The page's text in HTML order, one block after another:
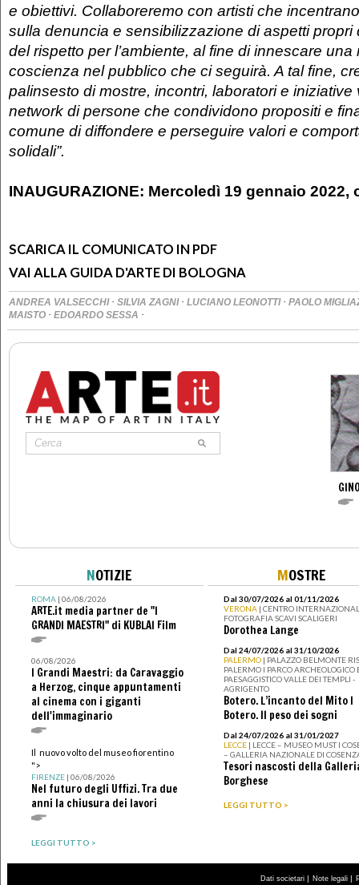
e obiettivi. Collaboreremo con artisti che
sulla denuncia e sensibilizzazione di aspetti propri
del rispetto per l’ambiente, al fine di innescare
coscienza nel pubblico che ci seguirà. A tal fine,
palinsesto di mostre, incontri, laboratori e iniziative
network di persone che condividono propositi e
comune di diffondere e perseguire valori e
solidali”.
INAUGURAZIONE: Mercoledì 19 gennaio 2022,
SCARICA IL COMUNICATO IN PDF
VAI ALLA GUIDA D'ARTE DI BOLOGNA
ANDREA VALSECCHI · SILVIA ZAGNI · LUCIANO LEONOTTI · PAOLO
MAISTO · EDOARDO SESSA ·
NOTIZIE
ROMA| 06/08/2026
ARTE.it media partner de "I
GRANDI MAESTRI" di KUBLAI Film
06/08/2026
I Grandi Maestri: da Caravaggio
a Herzog, cinque appuntamenti
al cinema con i giganti
dell'immaginario
Il nuovo volto del museo fiorentino
">
FIRENZE| 06/08/2026
Nel futuro degli Uffizi. Tra due
anni la chiusura dei lavori
LEGGI TUTTO >
MOSTRE
Dal 30/07/2026 al 01/11/2026
VERONA | CENTRO
FOTOGRAFIA SCAVI SCALIGERI
Dorothea Lange
Dal 24/07/2026 al 31/10/2026
PALERMO | PALAZZO BELMONTE
PALERMO I PARCO ARCHEOLOGICO
PAESAGGISTICO VALLE DEI TEMPLI -
AGRIGENTO
Botero. L’incanto del Mito I
Botero. Il peso dei sogni
Dal 24/07/2026 al 31/01/2027
LECCE | LECCE – MUSEO MUST I
– GALLERIA NAZIONALE DI
Tesori nascosti della
Borghese
LEGGI TUTTO >
Dati societari | Note legali |